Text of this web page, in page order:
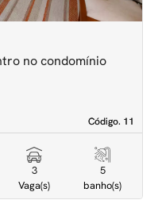
Código. 11
Código. 11
no condomínio
3
Vaga(s)
5
banho(s)